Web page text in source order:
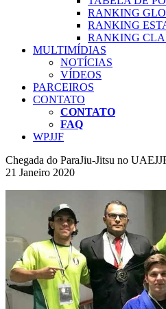
RANKING
RANKING
RANKING
MULTIMÍDIAS
NOTÍCIAS
VÍDEOS
PARCEIROS
CONTATO
CONTATO
FAQ
WPJJF
Chegada do ParaJiu-Jitsu no
21 Janeiro 2020